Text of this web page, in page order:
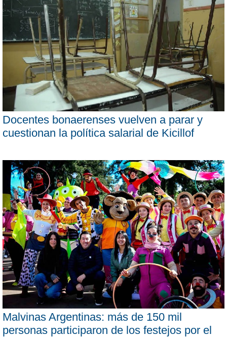
Docentes bonaerenses vuelven a parar y
cuestionan la política salarial de Kicillof
Malvinas Argentinas: más de 150 mil
personas participaron de los festejos por el